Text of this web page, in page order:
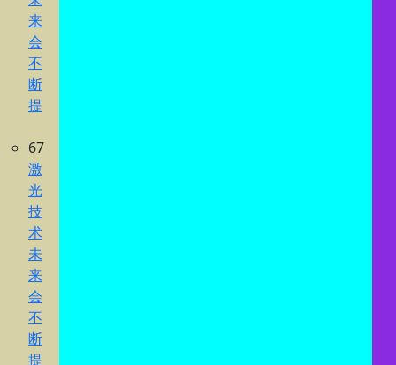
来
会
不
断
提
67
激
光
技
术
未
来
会
不
断
提